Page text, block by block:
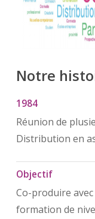
Notre
1984
Réunion de
Distribution en
Objectif
Co-produire
formation de